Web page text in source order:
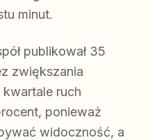
minut.
publikował 35
zwiększania
ruch
ponieważ
widoczność, a